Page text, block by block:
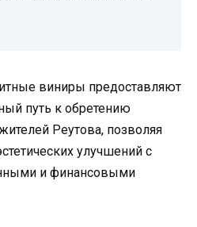
виниры предоставляют
путь к обретению
Реутова, позволяя
улучшений с
и финансовыми